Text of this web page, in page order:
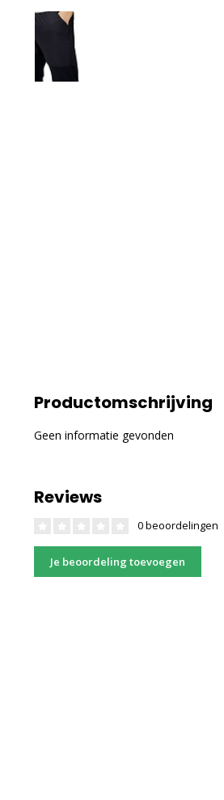
Productomschrijving
Geen informatie gevonden
Reviews
0 beoordelingen
Je beoordeling toevoegen